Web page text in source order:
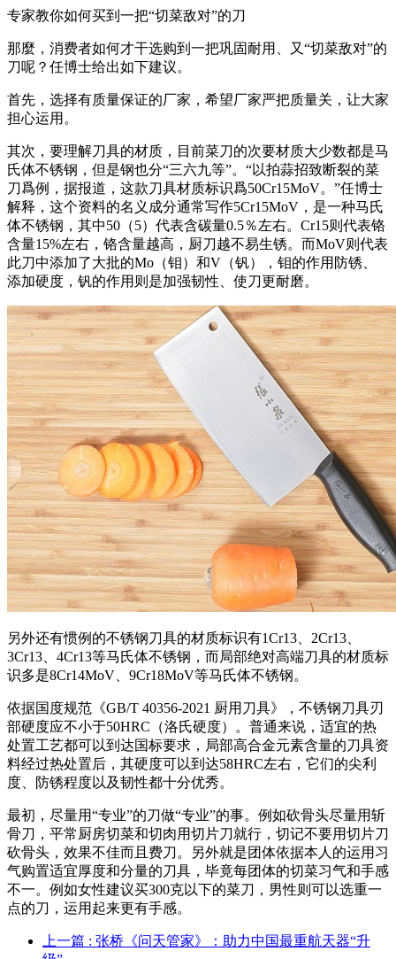
专家教你如何买到一把“切菜敌对”的刀
那麼，消费者如何才干选购到一把巩固耐用、又“切菜敌对”的
刀呢？任博士给出如下建议。
首先，选择有质量保证的厂家，希望厂家严把质量关，让大家
担心运用。
其次，要理解刀具的材质，目前菜刀的次要材质大少数都是马
氏体不锈钢，但是钢也分“三六九等”。“以拍蒜招致断裂的菜
刀爲例，据报道，这款刀具材质标识爲50Cr15MoV。”任博士
解释，这个资料的名义成分通常写作5Cr15MoV，是一种马氏
体不锈钢，其中50（5）代表含碳量0.5％左右。Cr15则代表铬
含量15%左右，铬含量越高，厨刀越不易生锈。而MoV则代表
此刀中添加了大批的Mo（钼）和V（钒），钼的作用防锈、
添加硬度，钒的作用则是加强韧性、使刀更耐磨。
另外还有惯例的不锈钢刀具的材质标识有1Cr13、2Cr13、
3Cr13、4Cr13等马氏体不锈钢，而局部绝对高端刀具的材质标
识多是8Cr14MoV、9Cr18MoV等马氏体不锈钢。
依据国度规范《GB/T 40356-2021 厨用刀具》，不锈钢刀具刃
部硬度应不小于50HRC（洛氏硬度）。普通来说，适宜的热
处置工艺都可以到达国标要求，局部高合金元素含量的刀具资
料经过热处置后，其硬度可以到达58HRC左右，它们的尖利
度、防锈程度以及韧性都十分优秀。
最初，尽量用“专业”的刀做“专业”的事。例如砍骨头尽量用斩
骨刀，平常厨房切菜和切肉用切片刀就行，切记不要用切片刀
砍骨头，效果不佳而且费刀。另外就是团体依据本人的运用习
气购置适宜厚度和分量的刀具，毕竟每团体的切菜习气和手感
不一。例如女性建议买300克以下的菜刀，男性则可以选重一
点的刀，运用起来更有手感。
上一篇 : 张桥《问天管家》：助力中国最重航天器“升